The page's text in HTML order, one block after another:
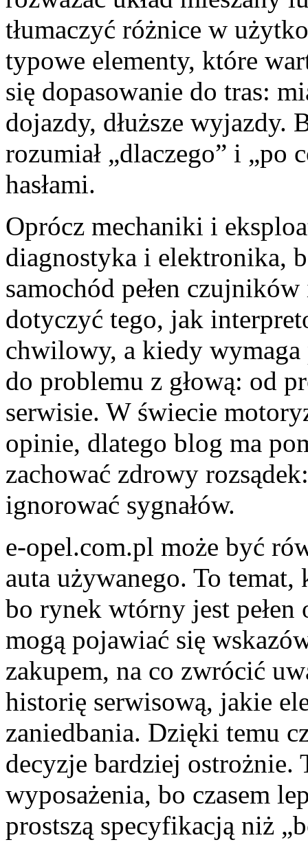
tłumaczyć różnice w
typowe elementy, które
się dopasowanie do tras:
dojazdy, dłuższe
rozumiał „dlaczego” i „po
hasłami.
Oprócz mechaniki i
diagnostyka i elektronika,
samochód pełen
dotyczyć tego, jak
chwilowy, a kiedy
do problemu z głową: od
serwisie. W świecie
opinie, dlatego blog ma
zachować zdrowy
ignorować sygnałów.
e-opel.com.pl może być
auta używanego. To
bo rynek wtórny jest
mogą pojawiać się
zakupem, na co zwrócić
historię serwisową, jakie
zaniedbania. Dzięki temu
decyzje bardziej
wyposażenia, bo czasem
prostszą specyfikacją niż